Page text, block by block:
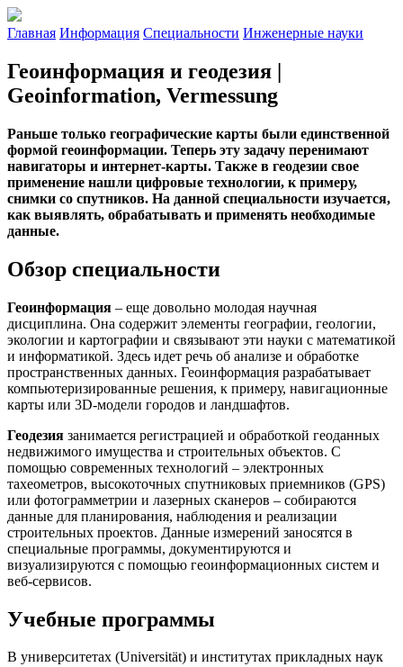
Главная Информация Специальности Инженерные науки
Геоинформация и геодезия |
Geoinformation, Vermessung
Раньше только географические карты были единственной
формой геоинформации. Теперь эту задачу перенимают
навигаторы и интернет-карты. Также в геодезии свое
применение нашли цифровые технологии, к примеру,
снимки со спутников. На данной специальности изучается,
как выявлять, обрабатывать и применять необходимые
данные.
Обзор специальности
Геоинформация – еще довольно молодая научная
дисциплина. Она содержит элементы географии, геологии,
экологии и картографии и связывают эти науки с математикой
и информатикой. Здесь идет речь об анализе и обработке
пространственных данных. Геоинформация разрабатывает
компьютеризированные решения, к примеру, навигационные
карты или 3D-модели городов и ландшафтов.
Геодезия занимается регистрацией и обработкой геоданных
недвижимого имущества и строительных объектов. С
помощью современных технологий – электронных
тахеометров, высокоточных спутниковых приемников (GPS)
или фотограмметрии и лазерных сканеров – собираются
данные для планирования, наблюдения и реализации
строительных проектов. Данные измерений заносятся в
специальные программы, документируются и
визуализируются с помощью геоинформационных систем и
веб-сервисов.
Учебные программы
В университетах (Universität) и институтах прикладных наук